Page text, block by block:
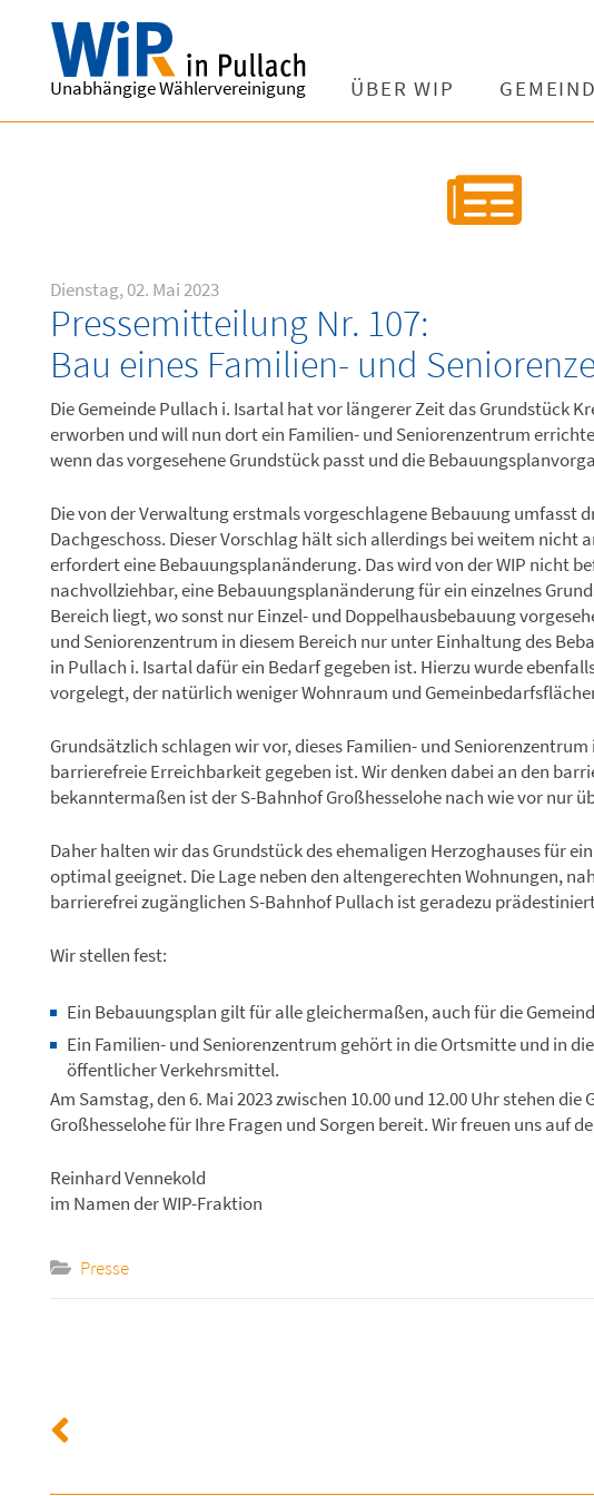
Unabhängige Wählervereinigung ÜBER WIP
Dienstag, 02. Mai 2023
Pressemitteilung Nr. 107:
Bau eines Familien- und
Die Gemeinde Pullach i. Isartal hat vor längerer Zeit das Grundstück
erworben und will nun dort ein Familien- und Seniorenzentrum
wenn das vorgesehene Grundstück passt und die
Die von der Verwaltung erstmals vorgeschlagene Bebauung umfasst
Dachgeschoss. Dieser Vorschlag hält sich allerdings bei weitem nicht
erfordert eine Bebauungsplanänderung. Das wird von der WIP nicht
nachvollziehbar, eine Bebauungsplanänderung für ein einzelnes
Bereich liegt, wo sonst nur Einzel- und Doppelhausbebauung
und Seniorenzentrum in diesem Bereich nur unter Einhaltung des
in Pullach i. Isartal dafür ein Bedarf gegeben ist. Hierzu wurde
vorgelegt, der natürlich weniger Wohnraum und
Grundsätzlich schlagen wir vor, dieses Familien- und
barrierefreie Erreichbarkeit gegeben ist. Wir denken dabei an den
bekanntermaßen ist der S-Bahnhof Großhesselohe nach wie vor nur
Daher halten wir das Grundstück des ehemaligen Herzoghauses für
optimal geeignet. Die Lage neben den altengerechten Wohnungen,
barrierefrei zugänglichen S-Bahnhof Pullach ist geradezu
Wir stellen fest:
Ein Bebauungsplan gilt für alle gleichermaßen, auch für die
Ein Familien- und Seniorenzentrum gehört in die Ortsmitte und in
öffentlicher Verkehrsmittel.
Am Samstag, den 6. Mai 2023 zwischen 10.00 und 12.00 Uhr stehen
Großhesselohe für Ihre Fragen und Sorgen bereit. Wir freuen uns auf
Reinhard Vennekold
im Namen der WIP-Fraktion
Presse